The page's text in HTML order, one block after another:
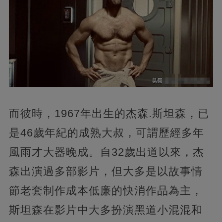
而彼時，1967年出生的杰森.斯坦森，已
是46歲年紀的成熟大叔，可謂歷經多年
風雨才大器晚成。自32歲出道以來，杰
森出演過多部影片，但大多是以故事情
節老套制作成本低廉的快消作品為主，
斯坦森在影片中大多扮演黑道小混混和